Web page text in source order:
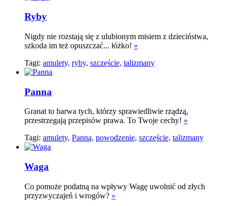
Ryby
Nigdy nie rozstają się z ulubionym misiem z dzieciństwa,
szkoda im też opuszczać... łóżko! »
Tagi: amulety, ryby, szczęście, talizmany
Panna
Granat to barwa tych, którzy sprawiedliwie rządzą,
przestrzegają przepisów prawa. To Twoje cechy! »
Tagi: amulety, Panna, powodzenie, szczęście, talizmany
Waga
Co pomoże podatną na wpływy Wagę uwolnić od złych
przyzwyczajeń i wrogów? »